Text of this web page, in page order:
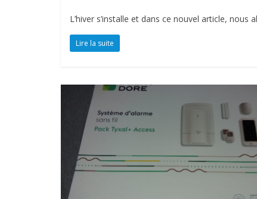
L’hiver s’installe et dans ce nouvel article,
Lire la suite